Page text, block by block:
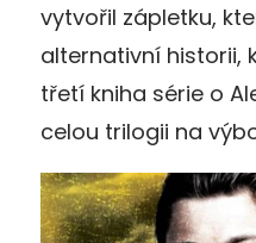
vytvořil zápletku,
alternativní historii,
třetí kniha série o
celou trilogii na